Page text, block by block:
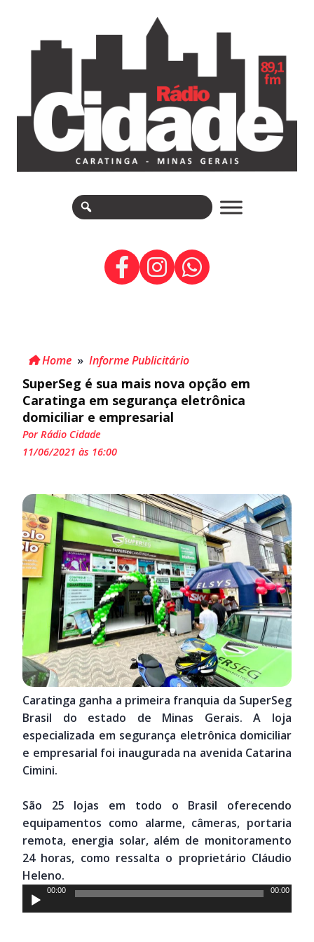
Home » Informe Publicitário
SuperSeg é sua mais nova opção em
Caratinga em segurança eletrônica
domiciliar e empresarial
Por Rádio Cidade
11/06/2021 às 16:00
Caratinga ganha a primeira franquia da SuperSeg
Brasil do estado de Minas Gerais. A loja
especializada em segurança eletrônica domiciliar
e empresarial foi inaugurada na avenida Catarina
Cimini.
São 25 lojas em todo o Brasil oferecendo
equipamentos como alarme, câmeras, portaria
remota, energia solar, além de monitoramento
24 horas, como ressalta o proprietário Cláudio
Heleno.
Tocador
de
00:00 00:00